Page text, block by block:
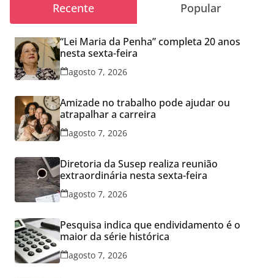
Recente Popular
“Lei Maria da Penha” completa 20 anos
nesta sexta-feira
agosto 7, 2026
Amizade no trabalho pode ajudar ou
atrapalhar a carreira
agosto 7, 2026
Diretoria da Susep realiza reunião
extraordinária nesta sexta-feira
agosto 7, 2026
Pesquisa indica que endividamento é o
maior da série histórica
agosto 7, 2026